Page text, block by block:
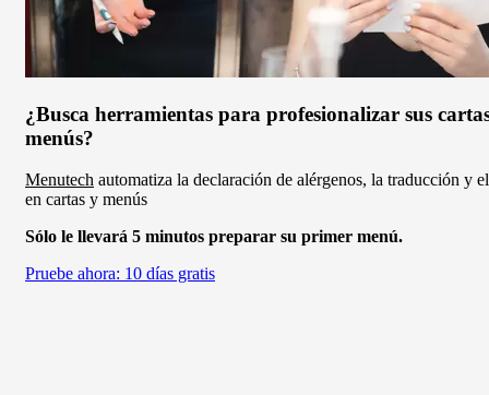
¿Busca herramientas para profesionalizar sus
menús?
Menutech automatiza la declaración de alérgenos, la traducción y
en cartas y menús
Sólo le llevará 5 minutos preparar su primer menú.
Pruebe ahora: 10 días gratis